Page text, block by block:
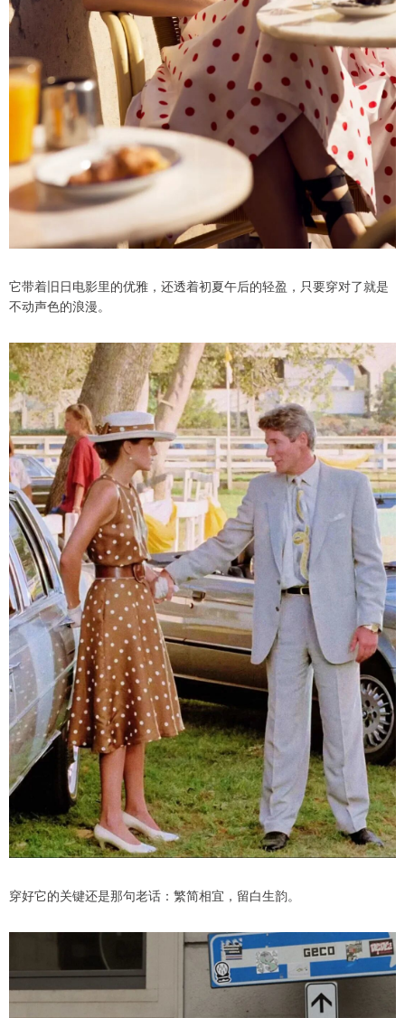
它带着旧日电影里的优雅，还透着初夏午后的轻盈，只要穿对了就是
不动声色的浪漫。
穿好它的关键还是那句老话：繁简相宜，留白生韵。